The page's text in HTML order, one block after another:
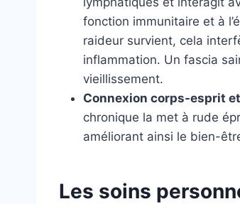
fonction immunitaire et à
raideur survient, cela
inflammation. Un fascia
vieillissement.
Connexion corps-esprit
chronique la met à rude
améliorant ainsi le bien-
Les soins